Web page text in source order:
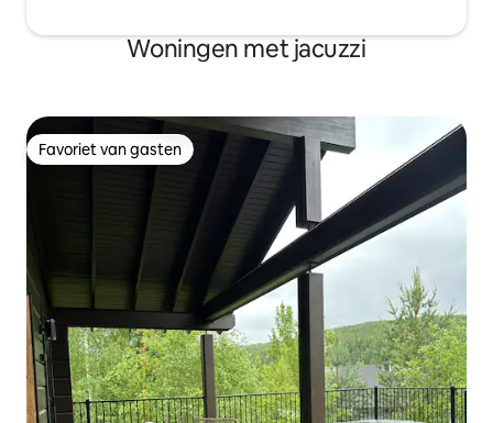
Woningen met jacuzzi
Favoriet van gasten
Favoriet van gasten